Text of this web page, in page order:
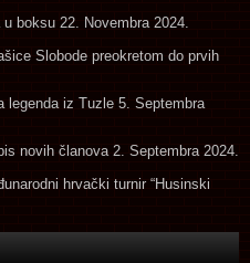
u boksu 22. Novembra 2024.
Slobode preokretom do prvih
legenda iz Tuzle 5. Septembra
novih članova 2. Septembra 2024.
hrvački turnir “Husinski